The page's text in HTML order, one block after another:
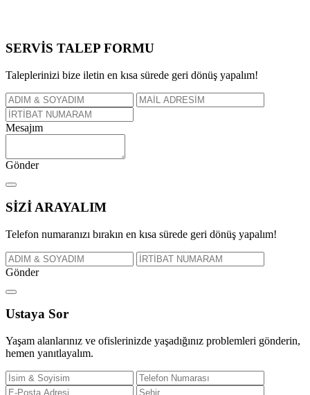
SERVİS TALEP FORMU
Taleplerinizi bize iletin en kısa sürede geri dönüş yapalım!
Mesajım
Gönder
SİZİ ARAYALIM
Telefon numaranızı bırakın en kısa sürede geri dönüş yapalım!
Gönder
Ustaya Sor
Yaşam alanlarınız ve ofislerinizde yaşadığınız problemleri gönderin,
hemen yanıtlayalım.